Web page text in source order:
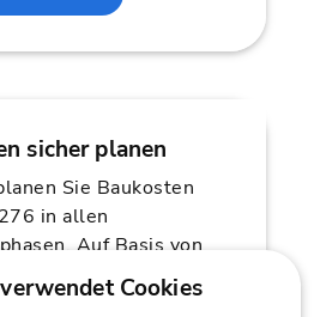
sicher planen
Sie Baukosten
in allen
Auf Basis von
mit Modellen
LV.